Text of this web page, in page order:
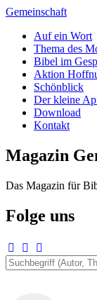
Zum
springen
Gemeinschaft
Auf ein Wort
Thema des
Bibel im
Aktion
Schönblick
Der kleine
Download
Kontakt
Magazin
Das Magazin für
Folge uns